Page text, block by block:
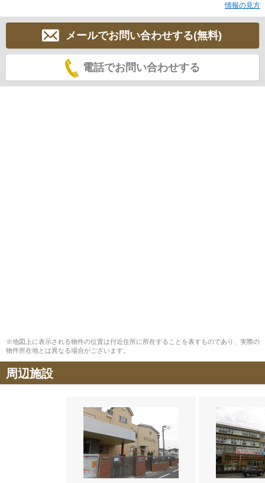
情報の見方
メールでお問い合わせする(無料)
電話でお問い合わせする
※地図上に表示される物件の位置は付近住所に所在することを表すものであり、実際の
物件所在地とは異なる場合がございます。
周辺施設